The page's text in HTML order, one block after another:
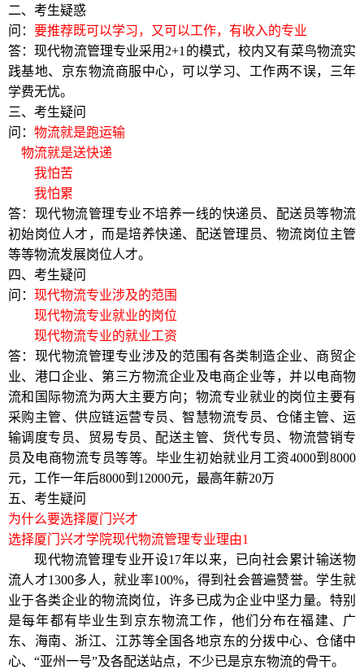
二、 考生疑惑
问： 要推荐既可以学习，又可以工作，有收入的专业
答：现代物流管理专业采用 2+1 的模式，校内又有菜鸟物流实
践基地、京东物流商服中心，可以学习、工作两不误，三年
学费无忧。
三、考生疑问
问： 物流就是跑运输
物流就是送快递
我怕苦
我怕累
答：现代物流管理专业不培养一线的快递员、配送员等物流
初始岗位人才，而是培养快递、配送管理员、物流岗位主管
等等物流发展岗位人才。
四、考生疑问
问： 现代物流专业涉及的范围
现代物流专业就业的岗位
现代物流专业的就业工资
答：现代物流管理专业涉及的范围有各类制造企业、商贸企
业、港口企业、第三方物流企业及电商企业等，并以电商物
流和国际物流为两大主要方向；物流专业就业的岗位主要有
采购主管、供应链运营专员、智慧物流专员、仓储主管、运
输调度专员、贸易专员、配送主管、货代专员、物流营销专
员及电商物流专员等等。毕业生初始就业月工资4000到8000
元，工作一年后8000到 12000元，最高年薪20万
五、考生疑问
为什么要选择厦门兴才
选择厦门兴才学院现代物流管理专业理由1
现代物流管理专业开设17年以来，已向社会累计输送物
流人才1300多人，就业率100%，得到社会普遍赞誉。学生就
业于各类企业的物流岗位，许多已成为企业中坚力量。特别
是每年都有毕业生到京东物流工作，他们分布在福建、广
东、海南、浙江、江苏等全国各地京东的分拨中心、仓储中
心、“亚州一号”及各配送站点，不少已是京东物流的骨干。